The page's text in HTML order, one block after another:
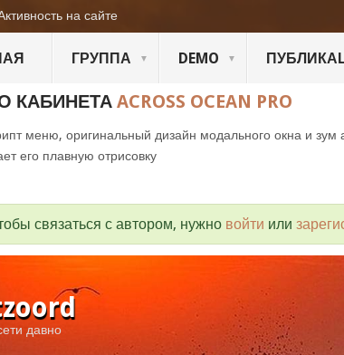
ГРУППА DEMO
КАБИНЕТА ACROSS OCEAN PRO
меню, оригинальный дизайн модального окна и
его плавную отрисовку
связаться с автором, нужно войти или
давно
на сайте